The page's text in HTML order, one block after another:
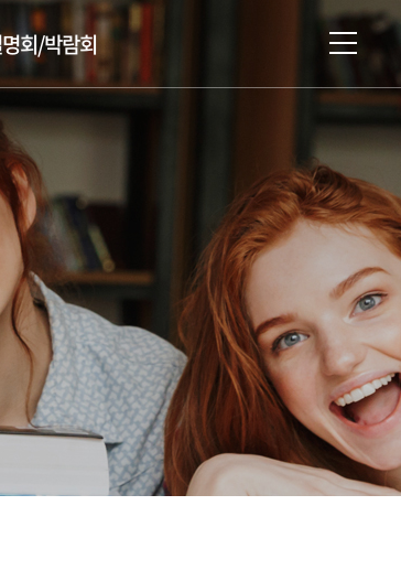
회/박람회
/시험 일정